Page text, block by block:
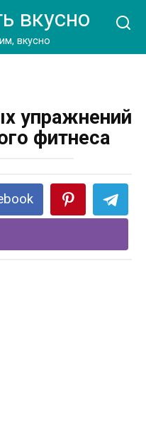
вкусно
вкусно
упражнений
фитнеса